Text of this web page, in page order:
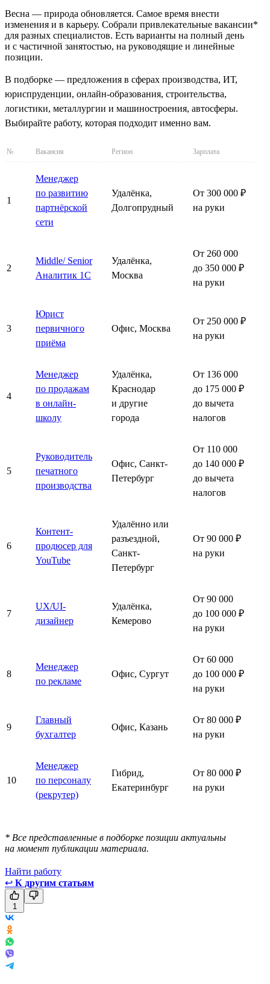
Весна — природа обновляется. Самое время внести
изменения и в карьеру. Собрали привлекательные вакансии*
для разных специалистов. Есть варианты на полный день
и с частичной занятостью, на руководящие и линейные
позиции.
В подборке — предложения в сферах производства, ИТ,
юриспруденции, онлайн-образования, строительства,
логистики, металлургии и машиностроения, автосферы.
Выбирайте работу, которая подходит именно вам.
№ Вакансия Регион Зарплата
1
Менеджер
по развитию
партнёрской
сети
Удалёнка,
Долгопрудный
От 300 000 ₽
на руки
2
Middle/ Senior
Аналитик 1С
Удалёнка,
Москва
От 260 000
до 350 000 ₽
на руки
3
Юрист
первичного
приёма
Офис, Москва
От 250 000 ₽
на руки
4
Менеджер
по продажам
в онлайн-
школу
Удалёнка,
Краснодар
и другие
города
От 136 000
до 175 000 ₽
до вычета
налогов
5
Руководитель
печатного
производства
Офис, Санкт-
Петербург
От 110 000
до 140 000 ₽
до вычета
налогов
6
Контент-
продюсер для
YouTube
Удалённо или
разъездной,
Санкт-
Петербург
От 90 000 ₽
на руки
7
UX/UI-
дизайнер
Удалёнка,
Кемерово
От 90 000
до 100 000 ₽
на руки
8
Менеджер
по рекламе
Офис, Сургут
От 60 000
до 100 000 ₽
на руки
9
Главный
бухгалтер
Офис, Казань
От 80 000 ₽
на руки
10
Менеджер
по персоналу
(рекрутер)
Гибрид,
Екатеринбург
От 80 000 ₽
на руки
* Все представленные в подборке позиции актуальны
на момент публикации материала.
Найти работу
↩ К другим статьям
1